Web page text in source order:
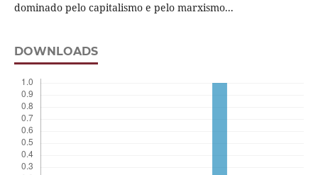
dominado pelo capitalismo e pelo marxismo...
DOWNLOADS